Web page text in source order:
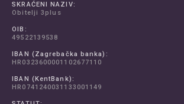
SKRAĆENI NAZIV:
Obitelji 3plus
OIB:
49522139538
IBAN (Zagrebačka banka):
HR0323600001102677110
IBAN (KentBank):
HR0741240031133001149